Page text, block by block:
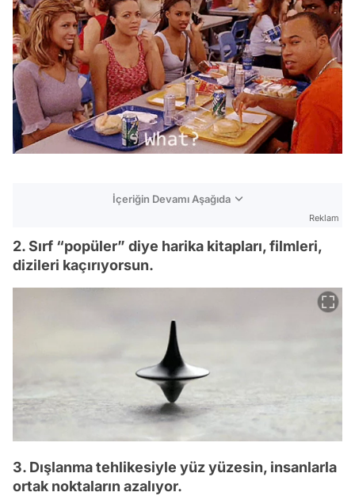
İçeriğin Devamı Aşağıda
Reklam
2. Sırf “popüler” diye harika kitapları, filmleri,
dizileri kaçırıyorsun.
3. Dışlanma tehlikesiyle yüz yüzesin, insanlarla
ortak noktaların azalıyor.